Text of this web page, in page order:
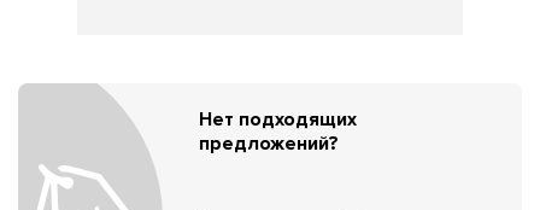
Нет подходящих
предложений?